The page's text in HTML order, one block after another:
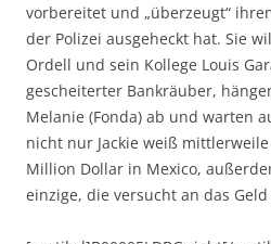
vorbereitet und „überzeugt“
der Polizei ausgeheckt hat. Sie
Ordell und sein Kollege Louis
gescheiterter Bankräuber,
Melanie (Fonda) ab und warten
nicht nur Jackie weiß
Million Dollar in Mexico,
einzige, die versucht an das